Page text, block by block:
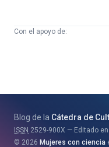
Con el apoyo de:
Blog de la Cátedra de
ISSN 2529-900X
Editado
2026 Mujeres con ciencia